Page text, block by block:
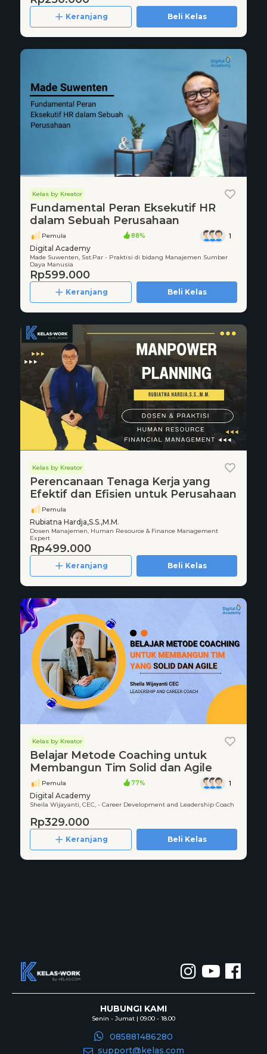
Keranjang Beli Kelas
Kelas by Kreator
Fundamental Peran Eksekutif HR
dalam Sebuah Perusahaan
Pemula 88% 1
Digital Academy
Made Suwenten, Sst.Par - Praktisi di bidang Manajemen Sumber
Daya Manusia
Rp599.000
Keranjang Beli Kelas
Kelas by Kreator
Perencanaan Tenaga Kerja yang
Efektif dan Efisien untuk Perusahaan
Pemula
Rubiatna Hardja,S.S.,M.M.
Dosen Manajemen, Human Resource & Finance Management
Expert
Rp499.000
Keranjang Beli Kelas
Kelas by Kreator
Belajar Metode Coaching untuk
Membangun Tim Solid dan Agile
Pemula 77% 1
Digital Academy
Sheila Wijayanti, CEC, - Career Development and Leadership Coach
Rp329.000
Keranjang Beli Kelas
HUBUNGI KAMI
Senin - Jumat | 09.00 - 18.00
085881486280
support@kelas.com